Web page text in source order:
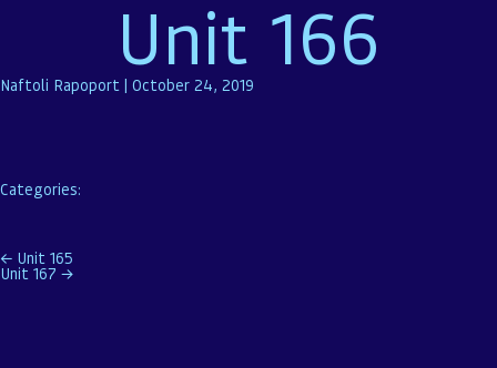
Unit 166
Naftoli Rapoport | October 24, 2019
Categories:
Post
← Unit 165
Unit 167 →